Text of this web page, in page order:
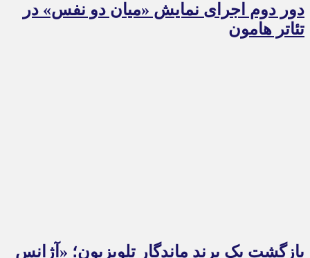
دور دوم اجرای نمایش «میان دو نفس» در
تئاتر هامون
بازگشت یک برند ماندگار تلویزیون؛ «آژانس